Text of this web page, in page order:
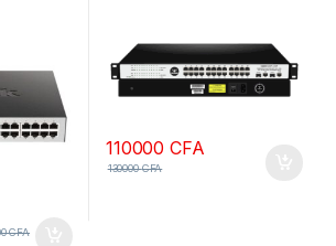
CFA
110000CFA
130000CFA